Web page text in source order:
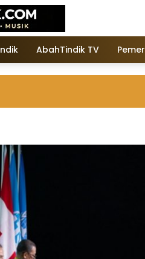
AbahTindik TV